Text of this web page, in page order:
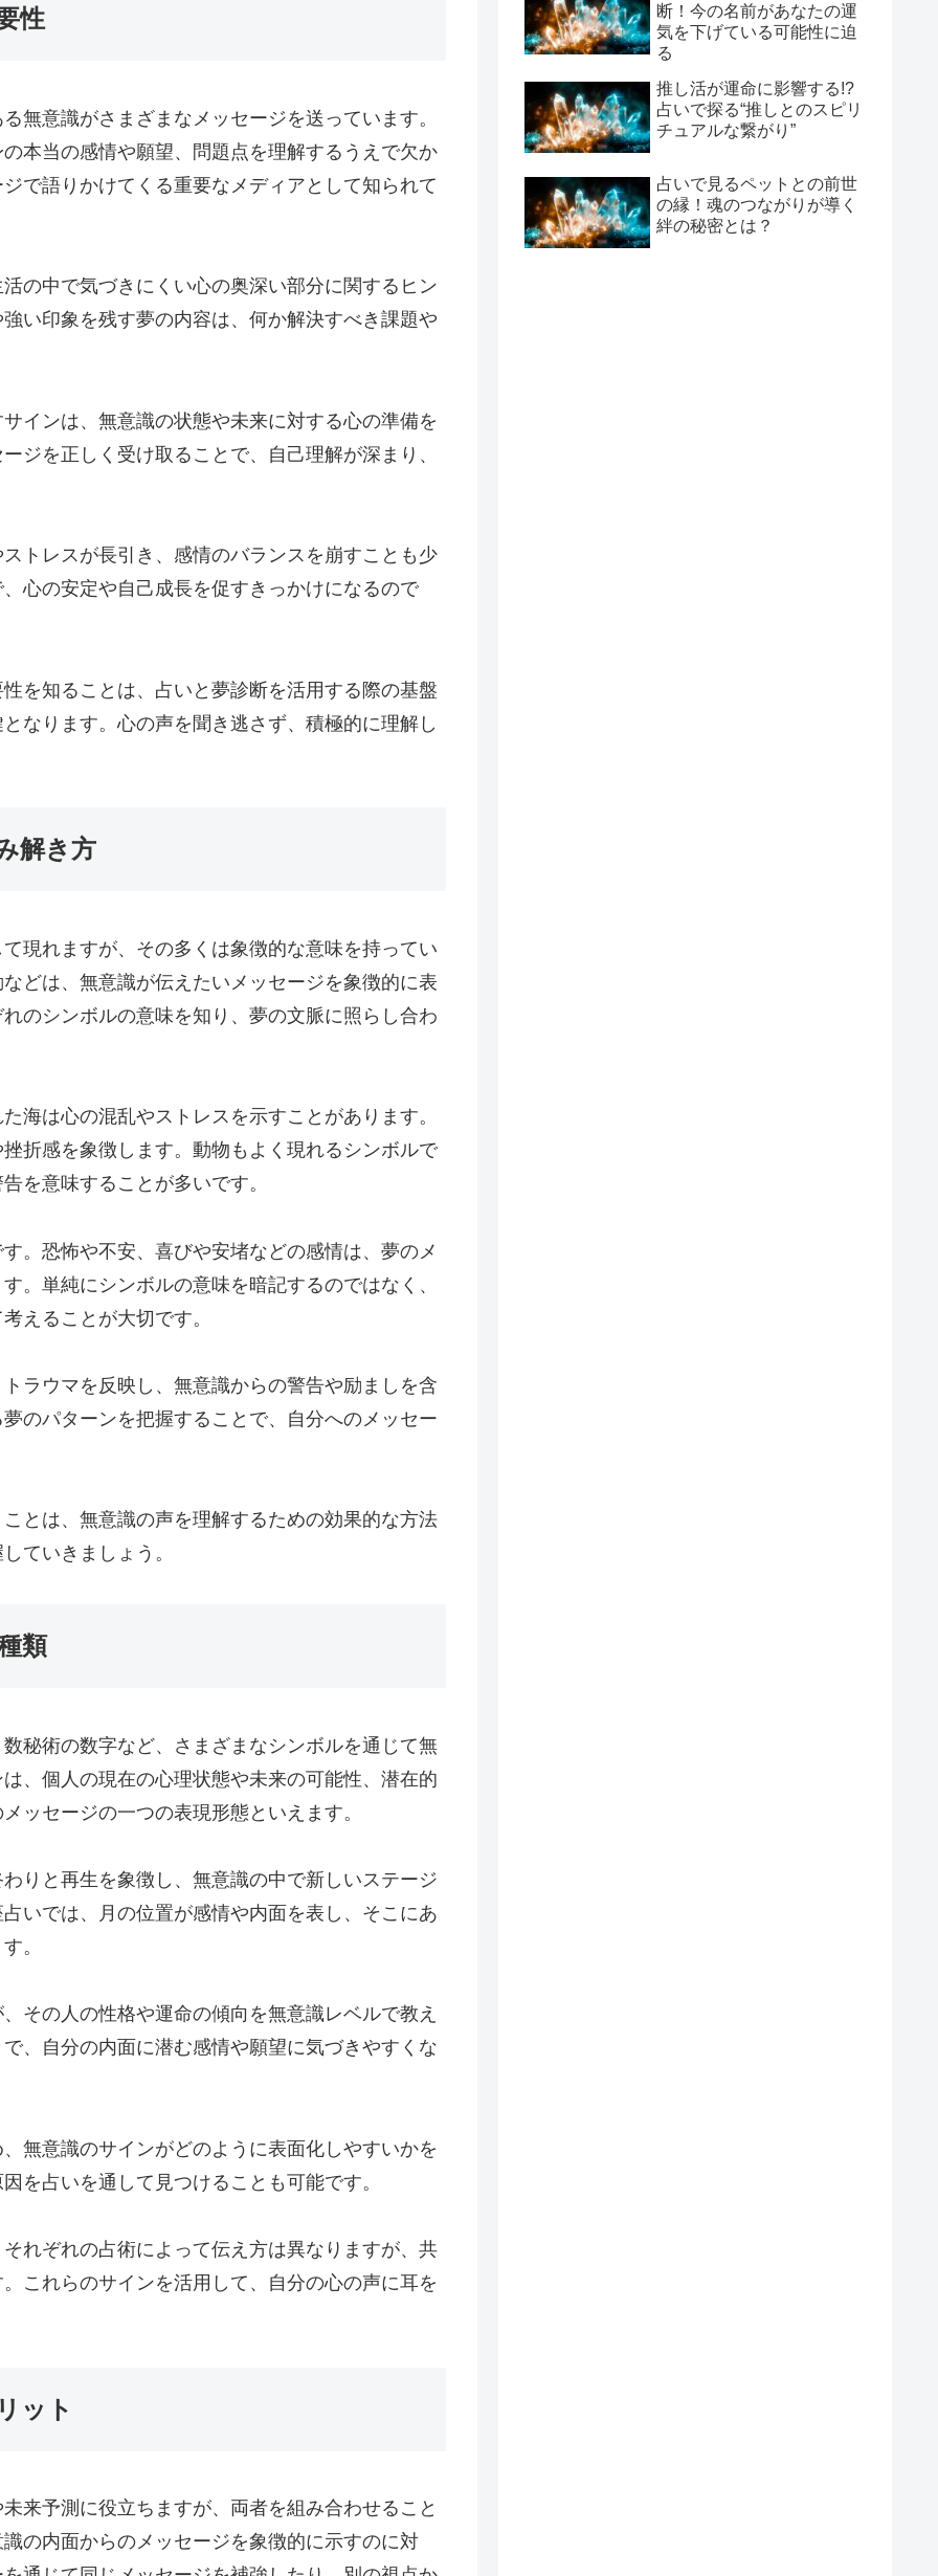
性
無意識がさまざまなメッセージを送っています。
本当の感情や願望、問題点を理解するうえで欠か
で語りかけてくる重要なメディアとして知られて
の中で気づきにくい心の奥深い部分に関するヒン
い印象を残す夢の内容は、何か解決すべき課題や
インは、無意識の状態や未来に対する心の準備を
ジを正しく受け取ることで、自己理解が深まり、
トレスが長引き、感情のバランスを崩すことも少
心の安定や自己成長を促すきっかけになるので
を知ることは、占いと夢診断を活用する際の基盤
なります。心の声を聞き逃さず、積極的に理解し
解き方
現れますが、その多くは象徴的な意味を持ってい
どは、無意識が伝えたいメッセージを象徴的に表
のシンボルの意味を知り、夢の文脈に照らし合わ
海は心の混乱やストレスを示すことがあります。
折感を象徴します。動物もよく現れるシンボルで
を意味することが多いです。
。恐怖や不安、喜びや安堵などの感情は、夢のメ
。単純にシンボルの意味を暗記するのではなく、
えることが大切です。
ラウマを反映し、無意識からの警告や励ましを含
のパターンを把握することで、自分へのメッセー
とは、無意識の声を理解するための効果的な方法
ていきましょう。
類
秘術の数字など、さまざまなシンボルを通じて無
、個人の現在の心理状態や未来の可能性、潜在的
ッセージの一つの表現形態といえます。
りと再生を象徴し、無意識の中で新しいステージ
いでは、月の位置が感情や内面を表し、そこにあ
。
その人の性格や運命の傾向を無意識レベルで教え
、自分の内面に潜む感情や願望に気づきやすくな
無意識のサインがどのように表面化しやすいかを
を占いを通して見つけることも可能です。
れぞれの占術によって伝え方は異なりますが、共
これらのサインを活用して、自分の心の声に耳を
ット
来予測に役立ちますが、両者を組み合わせること
の内面からのメッセージを象徴的に示すのに対
断！今の名前があなたの運
気を下げている可能性に迫
る
推し活が運命に影響する!?
占いで探る“推しとのスピリ
チュアルな繋がり”
占いで見るペットとの前世
の縁！魂のつながりが導く
絆の秘密とは？